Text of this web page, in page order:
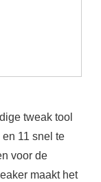
tweak tool
11 snel te
voor de
maakt het